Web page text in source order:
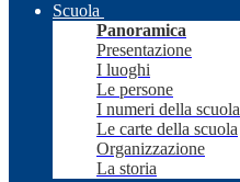
Scuola
Panoramica
Presentazione
I luoghi
Le persone
I numeri della scuola
Le carte della scuola
Organizzazione
La storia